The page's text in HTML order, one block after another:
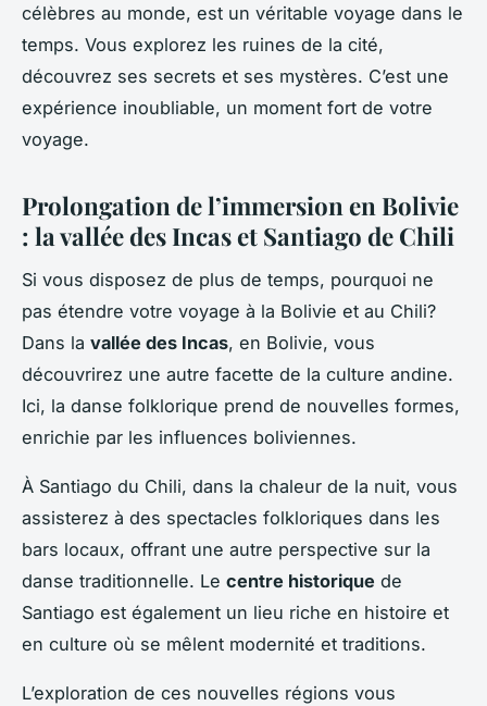
célèbres au monde, est un véritable voyage dans le
temps. Vous explorez les ruines de la cité,
découvrez ses secrets et ses mystères. C’est une
expérience inoubliable, un moment fort de votre
voyage.
Prolongation de l’immersion en Bolivie
: la vallée des Incas et Santiago de Chili
Si vous disposez de plus de temps, pourquoi ne
pas étendre votre voyage à la Bolivie et au Chili?
Dans la vallée des Incas, en Bolivie, vous
découvrirez une autre facette de la culture andine.
Ici, la danse folklorique prend de nouvelles formes,
enrichie par les influences boliviennes.
À Santiago du Chili, dans la chaleur de la nuit, vous
assisterez à des spectacles folkloriques dans les
bars locaux, offrant une autre perspective sur la
danse traditionnelle. Le centre historique de
Santiago est également un lieu riche en histoire et
en culture où se mêlent modernité et traditions.
L’exploration de ces nouvelles régions vous